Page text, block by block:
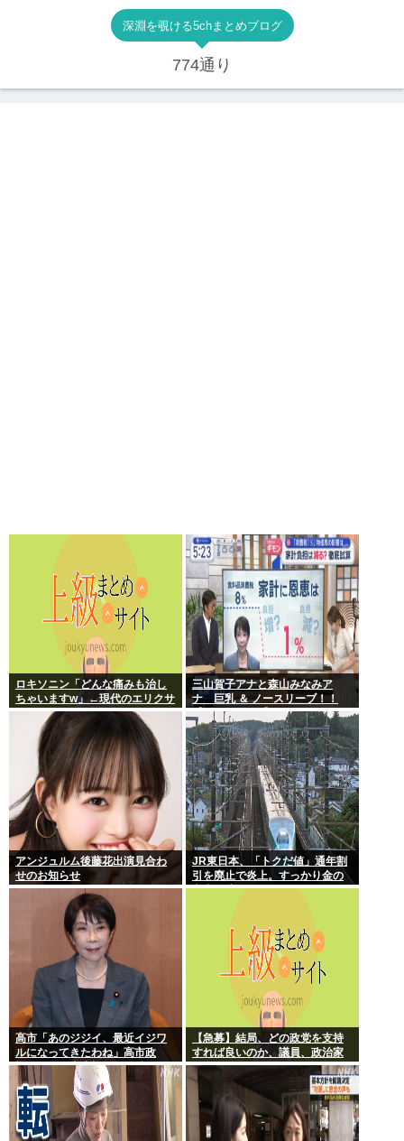
深淵を覗ける5chまとめブログ
774通り
ロキソニン「どんな痛みも治し
ちゃいますw」←現代のエリクサ
ーやろ…
三山賀子アナと森山みなみア
ナ 巨乳 ＆ ノースリーブ！！
【GIF動画あり】
アンジュルム後藤花出演見合わ
せのお知らせ
JR東日本、「トクだ値」通年割
引を廃止で炎上。すっかり金の
亡者と成り下がったな
高市「あのジジイ、最近イジワ
ルになってきたわね」高市政
権、ついに麻生切り！嫌儲はど
っちにつくの
【急募】結局、どの政党を支持
すれば良いのか、議員、政治家
は全員悪か